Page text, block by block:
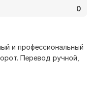
0
и профессиональный
Перевод ручной,